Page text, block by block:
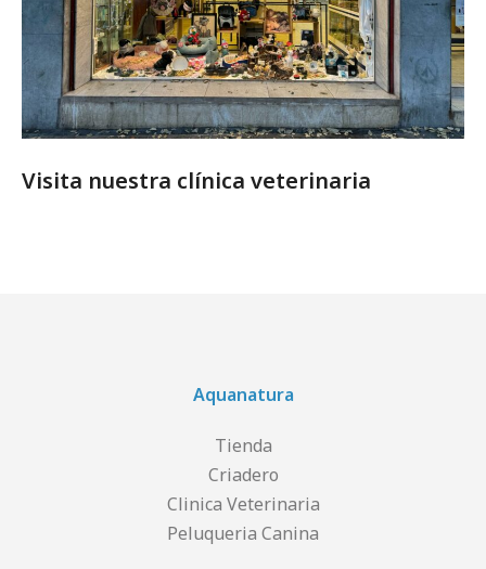
Visita nuestra clínica veterinaria
Aquanatura
Tienda
Criadero
Clinica Veterinaria
Peluqueria Canina